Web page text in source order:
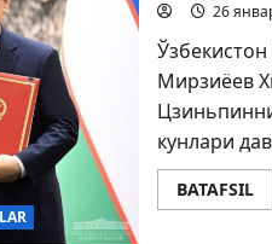
26
Мирзиёев
кунлари
BATAFSIL